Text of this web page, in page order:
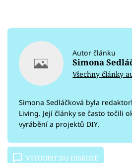
Autor článku
Simona
Všechny články
Simona Sedláčková byla
Living. Její články se často točili
vyrábění a projektů DIY.
VSTOUPIT DO DISKUZE